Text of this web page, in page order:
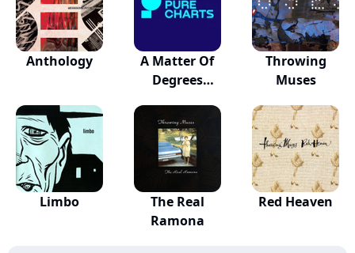
Anthology
A Matter Of
Degrees
Throwing
Muses
Limbo
The Real
Ramona
Red Heaven